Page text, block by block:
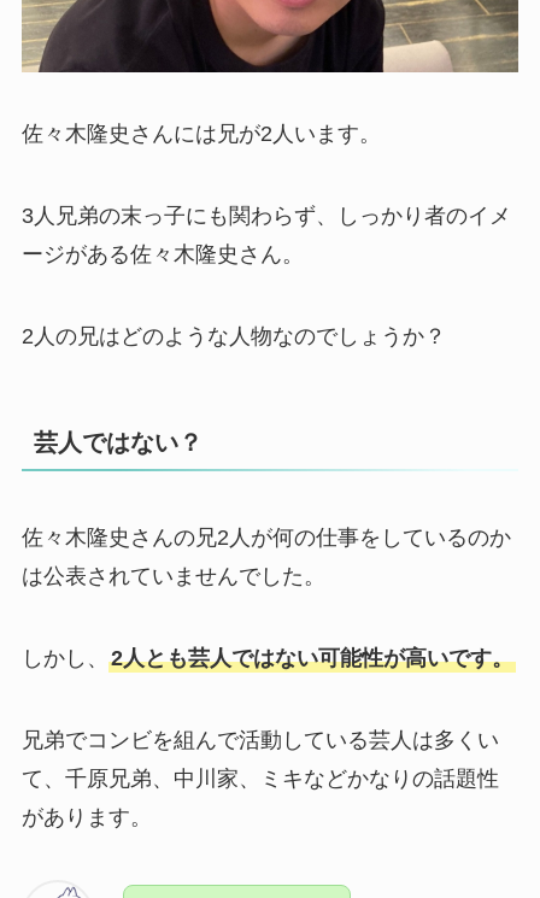
佐々木隆史さんには兄が2人います。
3人兄弟の末っ子にも関わらず、しっかり者のイメ
ージがある佐々木隆史さん。
2人の兄はどのような人物なのでしょうか？
芸人ではない？
佐々木隆史さんの兄2人が何の仕事をしているのか
は公表されていませんでした。
しかし、 2人とも芸人ではない可能性が高いです。
兄弟でコンビを組んで活動している芸人は多くい
て、千原兄弟、中川家、ミキなどかなりの話題性
があります。